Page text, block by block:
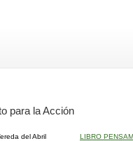
para la Acción
del Abril
LIBRO